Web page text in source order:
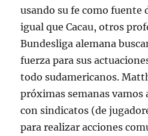
usando su fe como fuente
igual que Cacau, otros
Bundesliga alemana
fuerza para sus
todo sudamericanos.
próximas semanas
con sindicatos (de
para realizar acciones